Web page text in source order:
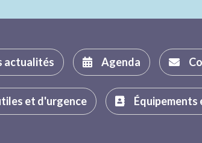
actualités Agenda
et d'urgence Équipements